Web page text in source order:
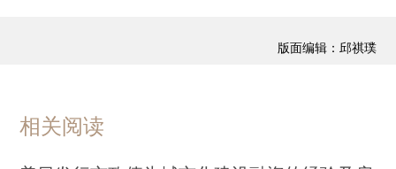
版面编辑：邱祺璞
相关阅读